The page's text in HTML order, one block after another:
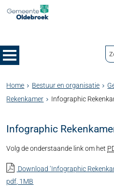
Home Bestuur en organisatie
Rekenkamer
Infographic
Infographic
Volg de onderstaande link om het
Download ‘Infographic
pdf , 1MB